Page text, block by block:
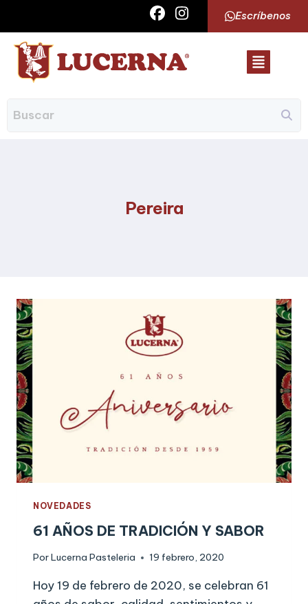
Escríbenos
Pereira
NOVEDADES
61 AÑOS DE TRADICIÓN Y SABOR
PorLucerna Pasteleria 19 febrero, 2020
Hoy 19 de febrero de 2020, se celebran 61